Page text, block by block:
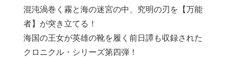
混沌渦巻く霧と海の迷宮の中、究明の刃を【万能
者】が突き立てる！
海国の王女が英雄の靴を履く前日譚も収録された
クロニクル・シリーズ第四弾！